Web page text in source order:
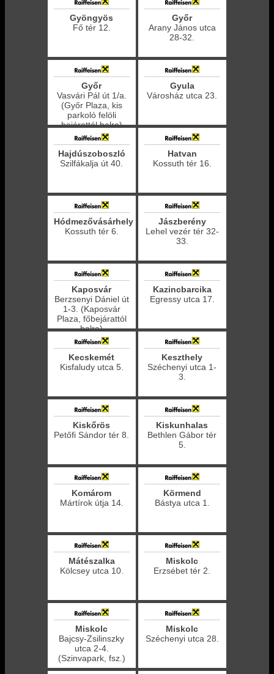
Gyöngyös
Fő tér 12.
Győr
Arany János utca
28-32.
Győr
Vasvári Pál út 1/a.
(Győr Plaza, kis
parkoló felöli
bejárattól balra)
Gyula
Városház utca 23.
Hajdúszoboszló
Szilfákalja út 40.
Hatvan
Kossuth tér 16.
Hódmezővásárhely
Kossuth tér 6.
Jászberény
Lehel vezér tér 32-
33.
Kaposvár
Berzsenyi Dániel út
1-3. (Kaposvár
Plaza, főbejárattól
balra)
Kazincbarcika
Egressy utca 17.
Kecskemét
Kisfaludy utca 5.
Keszthely
Széchenyi utca 1-
3.
Kiskőrös
Petőfi Sándor tér 8.
Kiskunhalas
Bethlen Gábor tér
5.
Komárom
Mártírok útja 14.
Körmend
Bástya utca 1.
Mátészalka
Kölcsey utca 10.
Miskolc
Erzsébet tér 2.
Miskolc
Bajcsy-Zsilinszky
utca 2-4.
(Szinvapark, fsz.)
Miskolc
Széchenyi utca 28.